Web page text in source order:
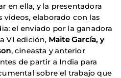
en ella, y la presentadora
elaborado con las
el enviado por la ganadora
VI edición, Maite García, y
, cineasta y anterior
de partir a India para
sobre el trabajo que